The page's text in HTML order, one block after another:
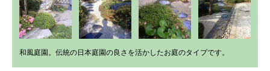
和風庭園。伝統の日本庭園の良さを活かしたお庭のタイプです。